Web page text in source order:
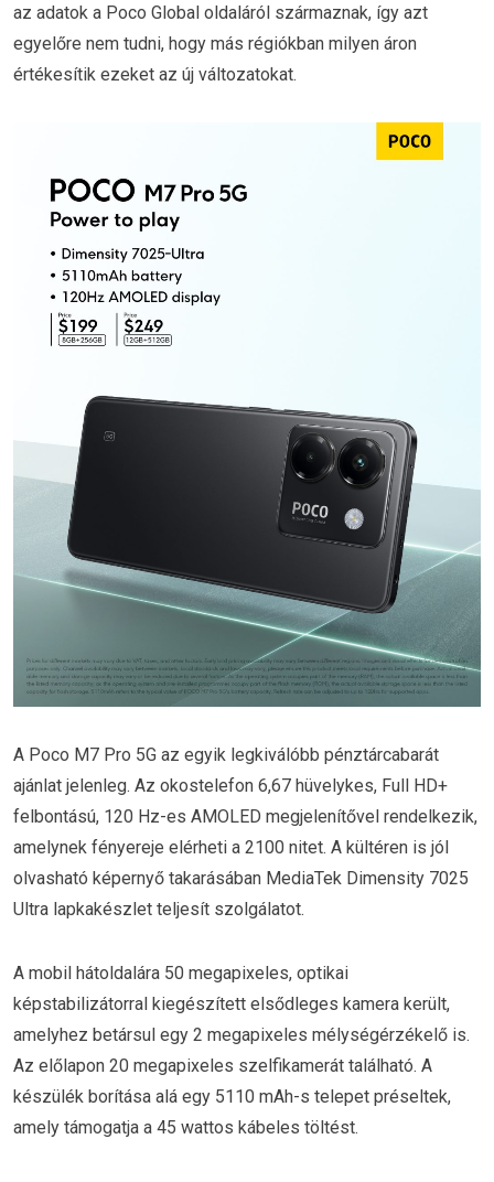
az adatok a Poco Global oldaláról származnak, így azt
egyelőre nem tudni, hogy más régiókban milyen áron
értékesítik ezeket az új változatokat.
A Poco M7 Pro 5G az egyik legkiválóbb pénztárcabarát
ajánlat jelenleg. Az okostelefon 6,67 hüvelykes, Full HD+
felbontású, 120 Hz-es AMOLED megjelenítővel rendelkezik,
amelynek fényereje elérheti a 2100 nitet. A kültéren is jól
olvasható képernyő takarásában MediaTek Dimensity 7025
Ultra lapkakészlet teljesít szolgálatot.
A mobil hátoldalára 50 megapixeles, optikai
képstabilizátorral kiegészített elsődleges kamera került,
amelyhez betársul egy 2 megapixeles mélységérzékelő is.
Az előlapon 20 megapixeles szelfikamerát található. A
készülék borítása alá egy 5110 mAh-s telepet préseltek,
amely támogatja a 45 wattos kábeles töltést.